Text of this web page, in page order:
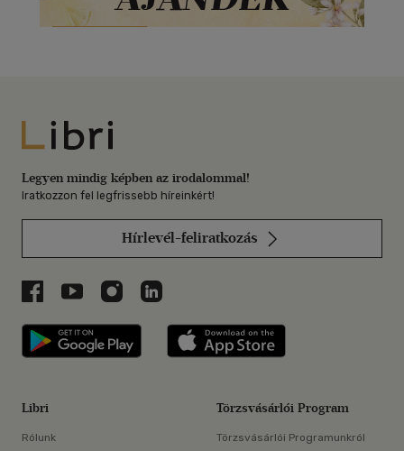
Libri
Legyen mindig képben az irodalommal!
Iratkozzon fel legfrissebb híreinkért!
Hírlevél-feliratkozás
Libri a Facebookon
Libri a Youtube-on
Libri az Instagramon
Libri a LinkedInen
Libri applikáció Szerezd meg: Google
Libri
Rólunk
Törzsvásárlói Program
Törzsvásárlói Programunkról